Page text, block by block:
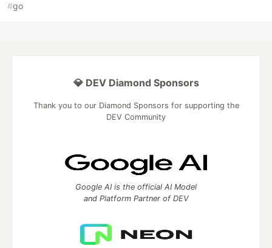
#go
💎 DEV Diamond Sponsors
Thank you to our Diamond Sponsors for supporting the
DEV Community
Google AI is the official AI Model
and Platform Partner of DEV